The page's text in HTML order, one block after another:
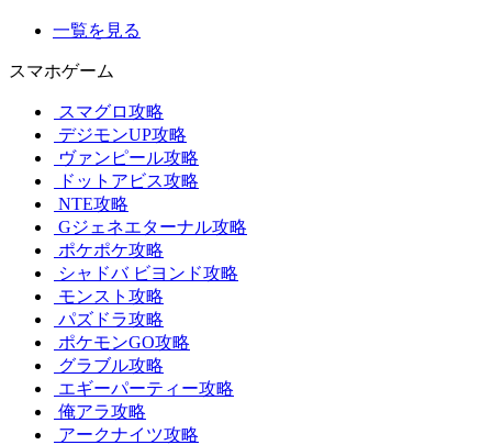
一覧を見る
スマホゲーム
スマグロ攻略
デジモンUP攻略
ヴァンピール攻略
ドットアビス攻略
NTE攻略
Gジェネエターナル攻略
ポケポケ攻略
シャドバ ビヨンド攻略
モンスト攻略
パズドラ攻略
ポケモンGO攻略
グラブル攻略
エギーパーティー攻略
俺アラ攻略
アークナイツ攻略